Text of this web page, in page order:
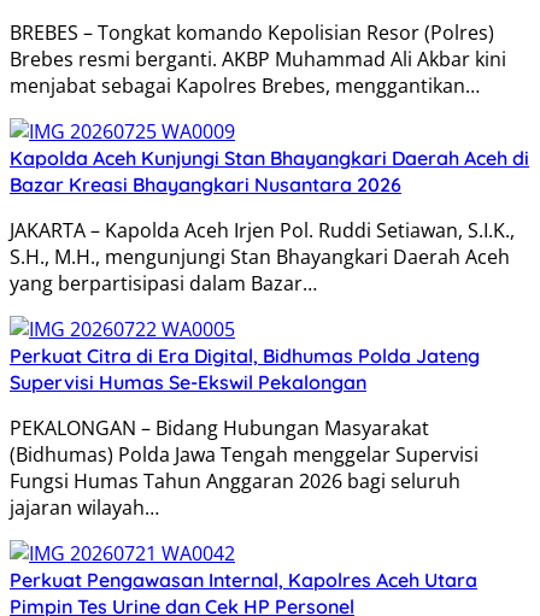
BREBES – Tongkat komando Kepolisian Resor (Polres)
Brebes resmi berganti. AKBP Muhammad Ali Akbar kini
menjabat sebagai Kapolres Brebes, menggantikan…
Kapolda Aceh Kunjungi Stan Bhayangkari Daerah Aceh di
Bazar Kreasi Bhayangkari Nusantara 2026
JAKARTA – Kapolda Aceh Irjen Pol. Ruddi Setiawan, S.I.K.,
S.H., M.H., mengunjungi Stan Bhayangkari Daerah Aceh
yang berpartisipasi dalam Bazar…
Perkuat Citra di Era Digital, Bidhumas Polda Jateng
Supervisi Humas Se-Ekswil Pekalongan
PEKALONGAN – Bidang Hubungan Masyarakat
(Bidhumas) Polda Jawa Tengah menggelar Supervisi
Fungsi Humas Tahun Anggaran 2026 bagi seluruh
jajaran wilayah…
Perkuat Pengawasan Internal, Kapolres Aceh Utara
Pimpin Tes Urine dan Cek HP Personel